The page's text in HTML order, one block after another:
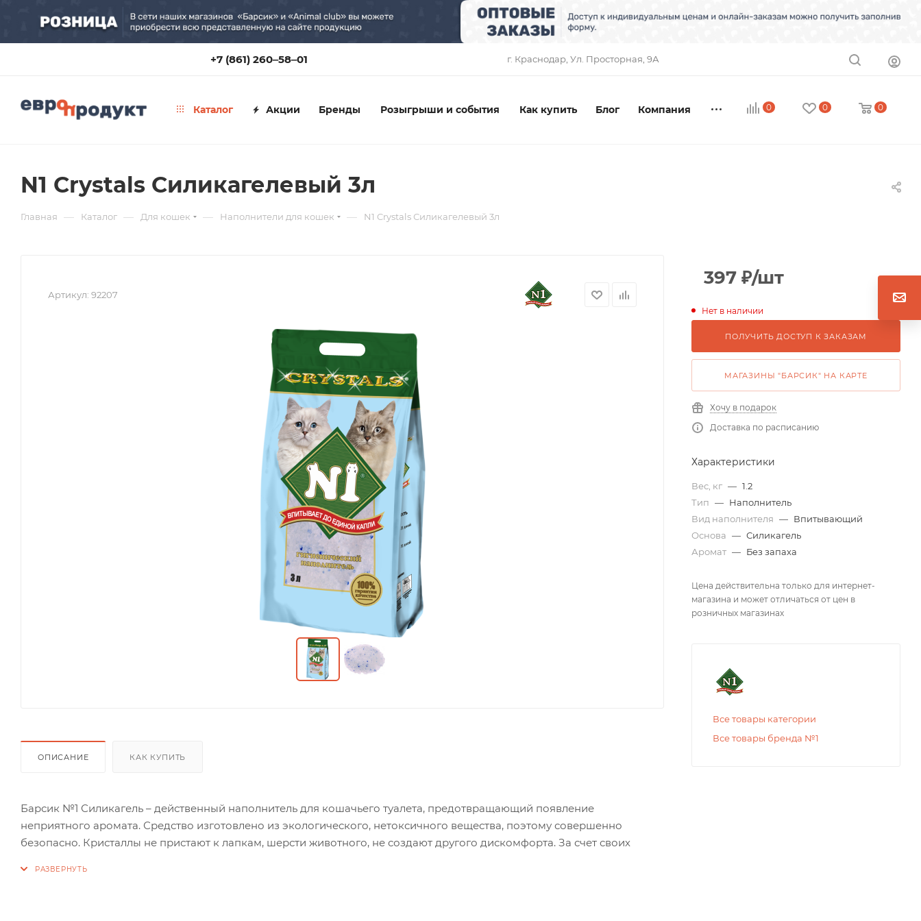
+7 (861) 260‒58‒01 г. Краснодар, ​Ул. Просторная, 9А
0 0 0
Каталог Акции Бренды Розыгрыши и события Как купить Блог Компания
N1 Crystals Силикагелевый 3л
Главная — Каталог — Для кошек — Наполнители для кошек — N1 Crystals Силикагелевый 3л
Артикул: 92207
ОПИСАНИЕ КАК КУПИТЬ
Барсик №1 Силикагель – действенный наполнитель для кошачьего туалета, предотвращающий появление
неприятного аромата. Средство изготовлено из экологического, нетоксичного вещества, поэтому совершенно
безопасно. Кристаллы не пристают к лапкам, шерсти животного, не создают другого дискомфорта. За счет своих
397 ₽/шт
Нет в наличии
ПОЛУЧИТЬ ДОСТУП К ЗАКАЗАМ
МАГАЗИНЫ "БАРСИК" НА КАРТЕ
Хочу в подарок
Доставка по расписанию
Характеристики
Вес, кг — 1.2
Тип — Наполнитель
Вид наполнителя — Впитывающий
Основа — Силикагель
Аромат — Без запаха
Цена действительна только для интернет-
магазина и может отличаться от цен в
розничных магазинах
Все товары категории
Все товары бренда №1